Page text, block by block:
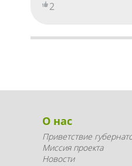
2
О нас
Приветствие
Миссия проекта
Новости